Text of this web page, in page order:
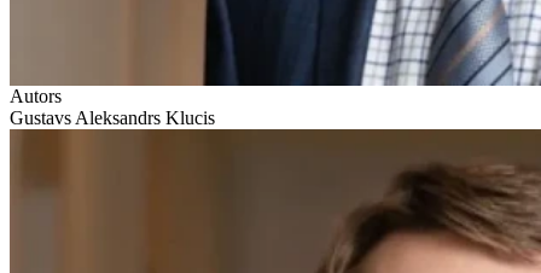
Autors
Gustavs Aleksandrs Klucis